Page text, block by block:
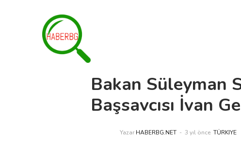
Bakan Süleyman
Başsavcısı İvan
Yazar HABERBG.NET 3 yıl önce TÜRKIYE